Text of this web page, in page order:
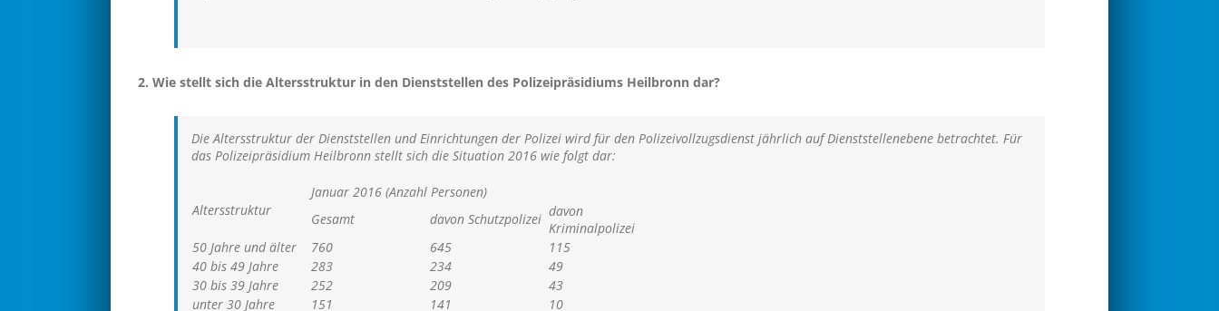
2. Wie stellt sich die Altersstruktur in den Dienststellen des Polizeipräsidiums Heilbronn dar?
Die Altersstruktur der Dienststellen und Einrichtungen der Polizei wird für den Polizeivollzugsdienst jährlich auf Dienststellenebene betrachtet. Für
das Polizeipräsidium Heilbronn stellt sich die Situation 2016 wie folgt dar:
Altersstruktur
Januar 2016 (Anzahl Personen)
Gesamt
davon Schutzpolizei davon
Kriminalpolizei
50 Jahre und älter
760 645
115
40 bis 49 Jahre
283 234
49
30 bis 39 Jahre
252 209
43
unter 30 Jahre
151 141
10